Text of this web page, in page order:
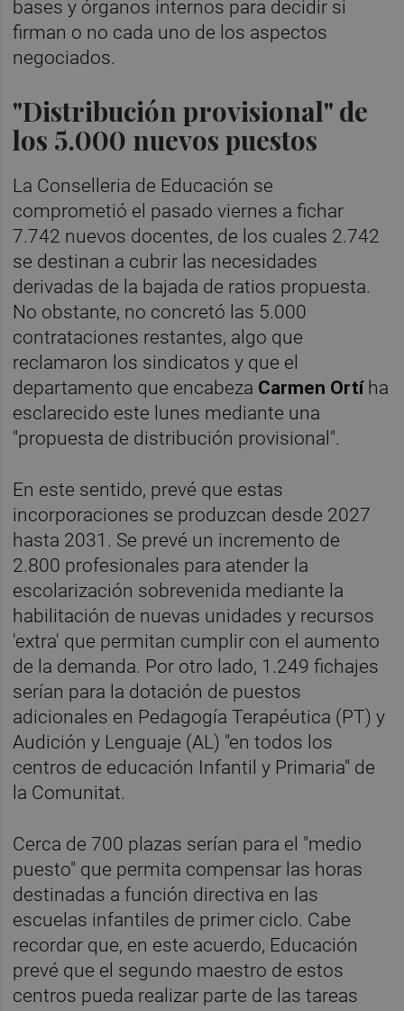
bases y órganos internos para decidir si
firman o no cada uno de los aspectos
negociados.
"Distribución provisional" de
los 5.000 nuevos puestos
La Conselleria de Educación se
comprometió el pasado viernes a fichar
7.742 nuevos docentes, de los cuales 2.742
se destinan a cubrir las necesidades
derivadas de la bajada de ratios propuesta.
No obstante, no concretó las 5.000
contrataciones restantes, algo que
reclamaron los sindicatos y que el
departamento que encabeza Carmen Ortíha
esclarecido este lunes mediante una
"propuesta de distribución provisional".
En este sentido, prevé que estas
incorporaciones se produzcan desde 2027
hasta 2031. Se prevé un incremento de
2.800 profesionales para atender la
escolarización sobrevenida mediante la
habilitación de nuevas unidades y recursos
'extra' que permitan cumplir con el aumento
de la demanda. Por otro lado, 1.249 fichajes
serían para la dotación de puestos
adicionales en Pedagogía Terapéutica (PT) y
Audición y Lenguaje (AL) "en todos los
centros de educación Infantil y Primaria" de
la Comunitat.
Cerca de 700 plazas serían para el "medio
puesto" que permita compensar las horas
destinadas a función directiva en las
escuelas infantiles de primer ciclo. Cabe
recordar que, en este acuerdo, Educación
prevé que el segundo maestro de estos
centros pueda realizar parte de las tareas